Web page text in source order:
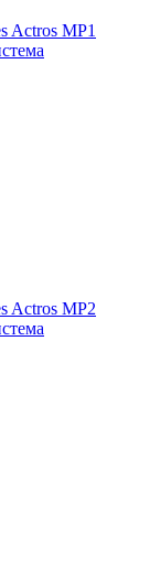
Actros MP1
Actros MP2